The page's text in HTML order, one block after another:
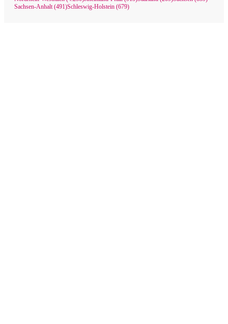
Sachsen-Anhalt (491)Schleswig-Holstein (679)